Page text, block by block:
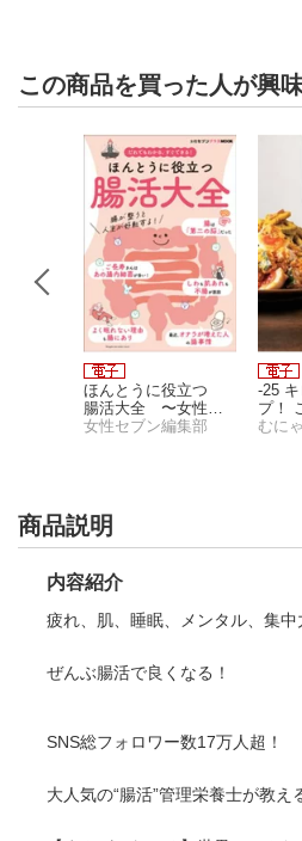
この商品を買った人が興
ほんとうに役立つ
腸活大全 〜女性セ
ブンプラスMOOK
女性セブン編集部
-25
プ！
りおき
むにゃ
商品説明
内容紹介
疲れ、肌、睡眠、メンタル、集中
ぜんぶ腸活で良くなる！
SNS総フォロワー数17万人超！
大人気の“腸活”管理栄養士が教え